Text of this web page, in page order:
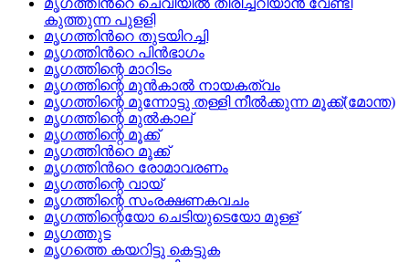
മൃഗത്തിന്‍റെ ചെവിയില്‍ തിരിച്ചറിയാന്‍ വേണ്ടി
കുത്തുന്ന പുളളി
മൃഗത്തിന്‍റെ തുടയിറച്ചി
മൃഗത്തിന്‍റെ പിന്‍ഭാഗം
മൃഗത്തിന്റെ മാറിടം
മൃഗത്തിന്റെ മുന്‍കാല്‍ നായകത്വം
മൃഗത്തിന്റെ മുന്നോട്ടു തള്ളി നീല്‍ക്കുന്ന മൂക്ക്‌(മോന്ത)
മൃഗത്തിന്റെ മുല്‍കാല്
മൃഗത്തിന്റെ മൂക്ക്
മൃഗത്തിന്‍റെ മൂക്ക്
മൃഗത്തിന്‍റെ രോമാവരണം
മൃഗത്തിന്റെ വായ്
മൃഗത്തിന്റെ സംരക്ഷണകവചം
മൃഗത്തിന്റെയോ ചെടിയുടെയോ മുള്ള്
മൃഗത്തുട
മൃഗത്തെ കയറിട്ടു കെട്ടുക